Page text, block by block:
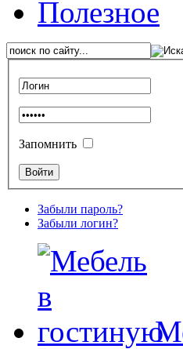
Полезное
Запомнить
Забыли пароль?
Забыли логин?